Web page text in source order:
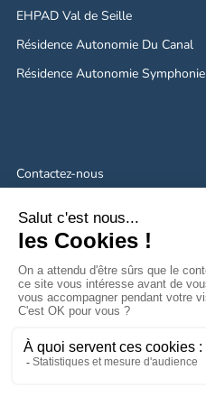
EHPAD Val de Seille
Résidence Autonomie Du Canal
Résidence Autonomie Symphonie
Contactez-nous